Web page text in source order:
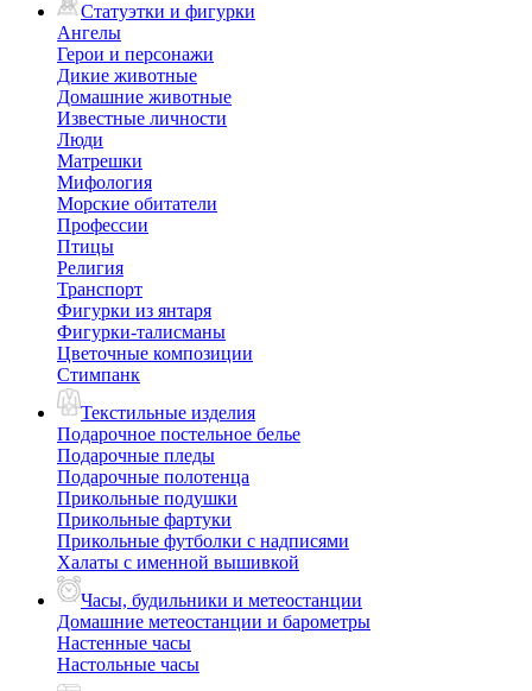
Статуэтки и фигурки
Ангелы
Герои и персонажи
Дикие животные
Домашние животные
Известные личности
Люди
Матрешки
Мифология
Морские обитатели
Профессии
Птицы
Религия
Транспорт
Фигурки из янтаря
Фигурки-талисманы
Цветочные композиции
Стимпанк
Текстильные изделия
Подарочное постельное белье
Подарочные пледы
Подарочные полотенца
Прикольные подушки
Прикольные фартуки
Прикольные футболки с надписями
Халаты с именной вышивкой
Часы, будильники и метеостанции
Домашние метеостанции и барометры
Настенные часы
Настольные часы